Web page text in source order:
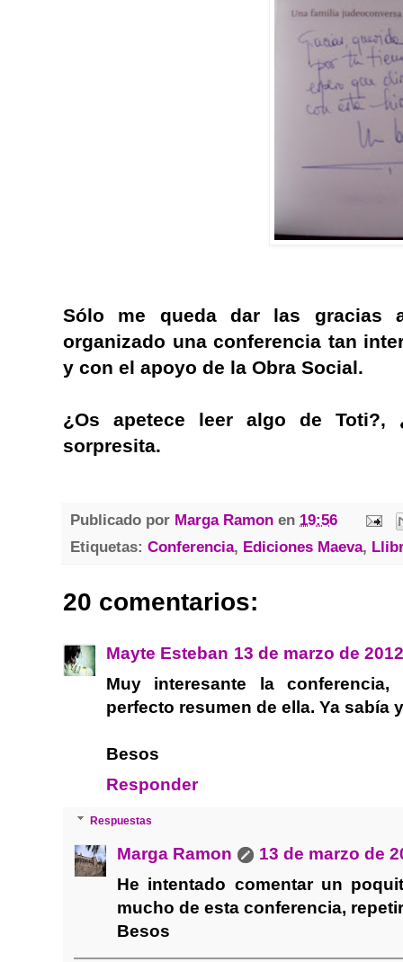
Sólo me queda dar las gracias
organizado una conferencia tan
y con el apoyo de la Obra Social.
¿Os apetece leer algo de Toti?,
sorpresita.
Publicado por Marga Ramon en 19:56
Etiquetas: Conferencia, Ediciones Maeva,
20 comentarios:
Mayte Esteban 13 de marzo de
Muy interesante la
perfecto resumen de ella. Ya sabía
Besos
Responder
Respuestas
Marga Ramon
13 de marzo de
He intentado comentar un
mucho de esta conferencia,
Besos